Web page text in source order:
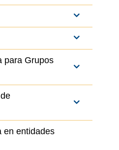
para Grupos
en entidades